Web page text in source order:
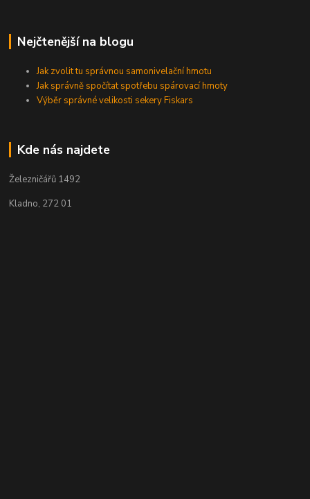
Nejčtenější na blogu
Jak zvolit tu správnou samonivelační hmotu
Jak správně spočítat spotřebu spárovací hmoty
Výběr správné velikosti sekery Fiskars
Kde nás najdete
Železničářů 1492
Kladno, 272 01